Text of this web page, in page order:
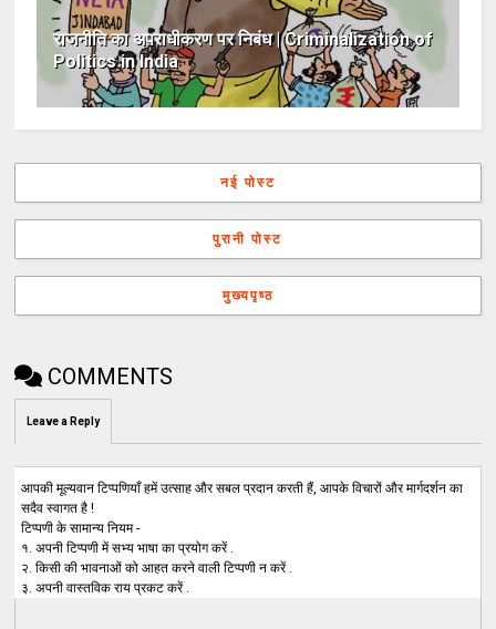
राजनीति का अपराधीकरण पर निबंध | Criminalization of
Politics in India
नई पोस्ट
पुरानी पोस्ट
मुख्यपृष्ठ
COMMENTS
Leave a Reply
आपकी मूल्यवान टिप्पणियाँ हमें उत्साह और सबल प्रदान करती हैं, आपके विचारों और मार्गदर्शन का
सदैव स्वागत है !
टिप्पणी के सामान्य नियम -
१. अपनी टिप्पणी में सभ्य भाषा का प्रयोग करें .
२. किसी की भावनाओं को आहत करने वाली टिप्पणी न करें .
३. अपनी वास्तविक राय प्रकट करें .